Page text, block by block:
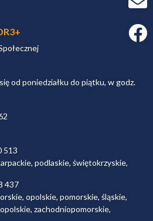
od poniedziałku do piątku, w godz.
513
podlaskie, świętokrzyskie,
437
opolskie, pomorskie, śląskie,
zachodniopomorskie,